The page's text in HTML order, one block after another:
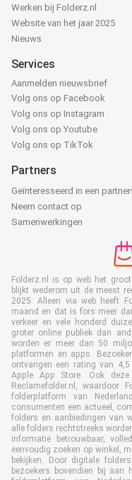
Werken bij Folderz.nl
Website van het jaar 2025
Nieuws
Services
Aanmelden nieuwsbrief
Volg ons op Facebook
Volg ons op Instagram
Volg ons op Youtube
Volg ons op TikTok
Partners
Geïnteresseerd in een
Neem contact op
Samenwerkingen
Folderz.nl is op web het
blijkt wederom uit de meest
2025. Alleen via web heeft
maand en dat is fors meer
verkeer en vele honderd
groter online publiek dan
worden er meer dan 50
platformen en apps.
ontvangen een rating van
Apple App Store. Ook
Reclamefolder.nl, waardoor
folderplatform van
consumenten een actueel,
folders en aanbiedingen van
alle folders rechtstreeks
informatie betrouwbaar,
eenvoudig zoeken op winkel,
bekijken. Door digitale
bezoekers bovendien bij aan